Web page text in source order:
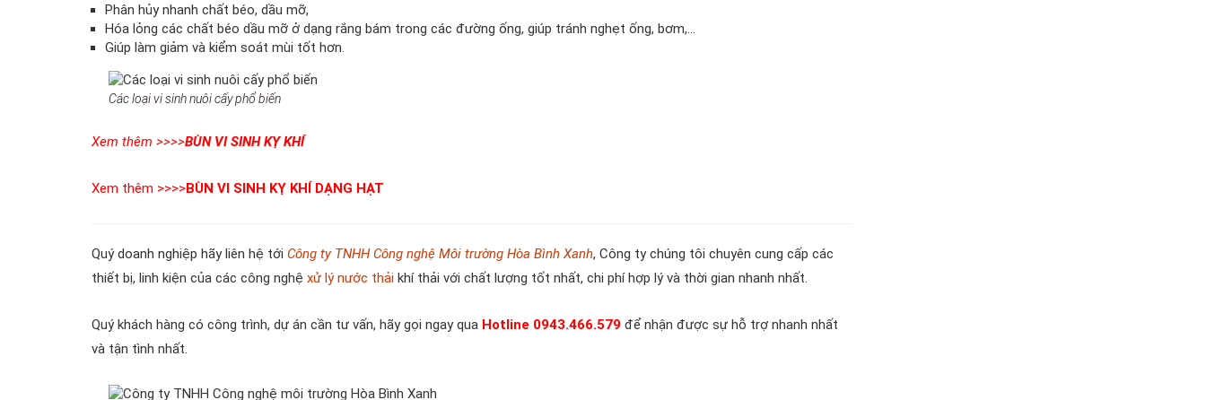
Phân hủy nhanh chất béo, dầu mỡ,
Hóa lỏng các chất béo dầu mỡ ở dạng rắng bám trong các đường ống, giúp tránh nghẹt ống, bơm,…
Giúp làm giảm và kiểm soát mùi tốt hơn.
Các loại vi sinh nuôi cấy phổ biến
Xem thêm >>>>BÙN VI SINH KỴ KHÍ
Xem thêm >>>>BÙN VI SINH KỴ KHÍ DẠNG HẠT
Quý doanh nghiệp hãy liên hệ tới Công ty TNHH Công nghệ Môi trường Hòa Bình Xanh, Công ty chúng tôi chuyên cung cấp các
thiết bị, linh kiện của các công nghệ xử lý nước thải khí thải với chất lượng tốt nhất, chi phí hợp lý và thời gian nhanh nhất.
Quý khách hàng có công trình, dự án cần tư vấn, hãy gọi ngay qua Hotline 0943.466.579 để nhận được sự hỗ trợ nhanh nhất
và tận tình nhất.